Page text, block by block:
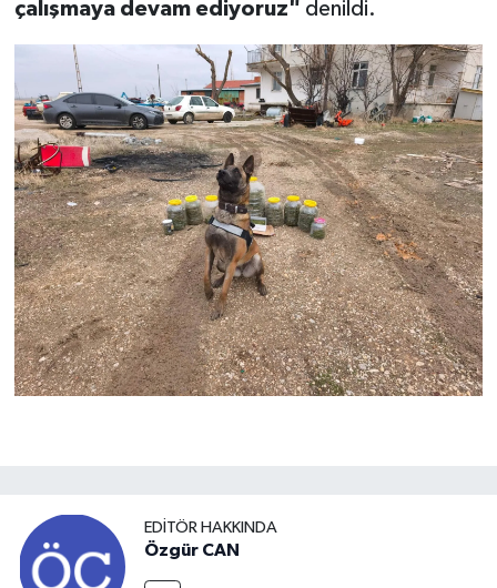
çalışmaya devam ediyoruz" denildi.
EDITÖR HAKKINDA
Özgür CAN